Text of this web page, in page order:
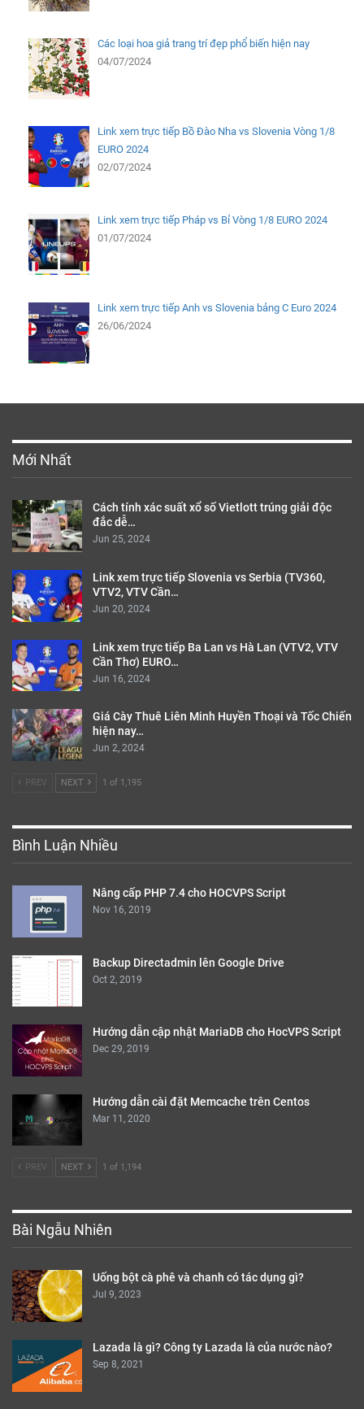
Các loại hoa giả trang trí đẹp phổ biến hiện nay
04/07/2024
Link xem trực tiếp Bồ Đào Nha vs Slovenia Vòng 1/8
EURO 2024
02/07/2024
Link xem trực tiếp Pháp vs Bỉ Vòng 1/8 EURO 2024
01/07/2024
Link xem trực tiếp Anh vs Slovenia bảng C Euro 2024
26/06/2024
Mới Nhất
Cách tính xác suất xổ số Vietlott trúng giải độc
đắc dễ…
Jun 25, 2024
Link xem trực tiếp Slovenia vs Serbia (TV360,
VTV2, VTV Cần…
Jun 20, 2024
Link xem trực tiếp Ba Lan vs Hà Lan (VTV2, VTV
Cần Thơ) EURO…
Jun 16, 2024
Giá Cày Thuê Liên Minh Huyền Thoại và Tốc Chiến
hiện nay…
Jun 2, 2024
PREV NEXT 1 of 1,195
Bình Luận Nhiều
Nâng cấp PHP 7.4 cho HOCVPS Script
Nov 16, 2019
Backup Directadmin lên Google Drive
Oct 2, 2019
Hướng dẫn cập nhật MariaDB cho HocVPS Script
Dec 29, 2019
Hướng dẫn cài đặt Memcache trên Centos
Mar 11, 2020
PREV NEXT 1 of 1,194
Bài Ngẫu Nhiên
Uống bột cà phê và chanh có tác dụng gì?
Jul 9, 2023
Lazada là gì? Công ty Lazada là của nước nào?
Sep 8, 2021